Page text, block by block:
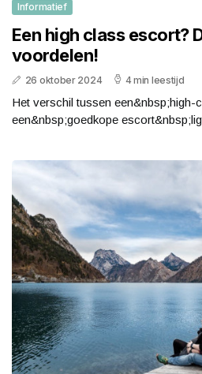
Informatief
Een high class escort?
voordelen!
26 oktober 2024 4 min leestijd
Het verschil tussen een&nbsp;high-
een&nbsp;goedkope